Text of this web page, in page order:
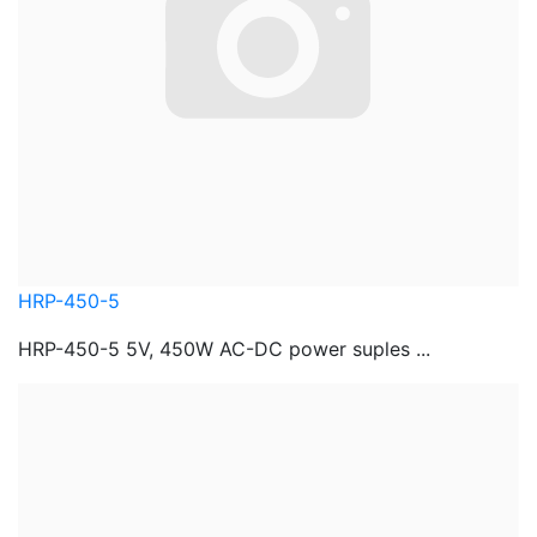
HRP-450-5
HRP-450-5 5V, 450W AC-DC power suples ...